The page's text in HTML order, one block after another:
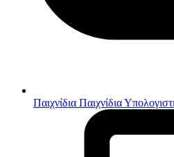
Παιχνίδια Παιχνίδια